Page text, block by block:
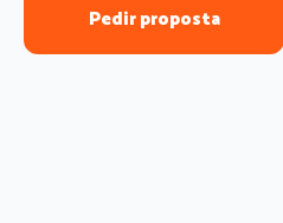
Pedir proposta